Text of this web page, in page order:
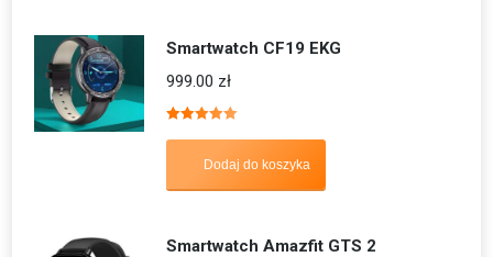
Smartwatch CF19 EKG
999.00 zł
5.00
Dodaj do koszyka
Smartwatch Amazfit GTS 2